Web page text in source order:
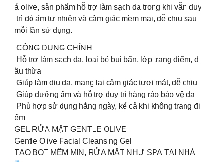
á olive, sản phẩm hỗ trợ làm sạch da trong khi vẫn duy
trì độ ẩm tự nhiên và cảm giác mềm mại, dễ chịu sau
mỗi lần sử dụng.
CÔNG DỤNG CHÍNH
Hỗ trợ làm sạch da, loại bỏ bụi bẩn, lớp trang điểm, d
ầu thừa
Giúp làm dịu da, mang lại cảm giác tươi mát, dễ chịu
Giúp dưỡng ẩm và hỗ trợ duy trì hàng rào bảo vệ da
Phù hợp sử dụng hằng ngày, kể cả khi không trang đi
ểm
GEL RỬA MẶT GENTLE OLIVE
Gentle Olive Facial Cleansing Gel
TẠO BỌT MỀM MỊN, RỬA MẶT NHƯ SPA TẠI NHÀ